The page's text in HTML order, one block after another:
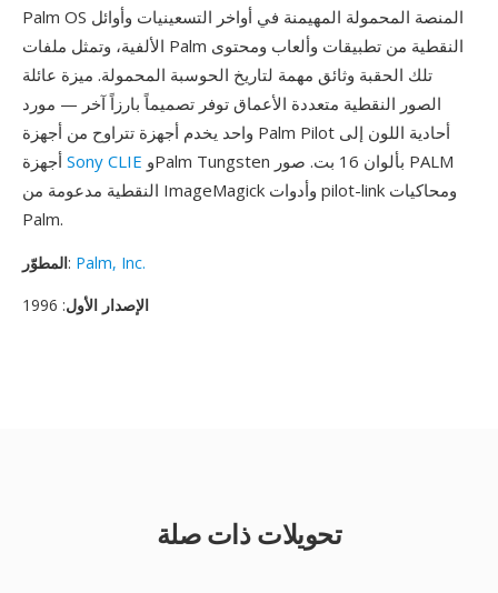
Palm OS المنصة المحمولة المهيمنة في أواخر التسعينيات وأوائل
الألفية، وتمثل ملفات Palm النقطية من تطبيقات وألعاب ومحتوى
تلك الحقبة وثائق مهمة لتاريخ الحوسبة المحمولة. ميزة عائلة
الصور النقطية متعددة الأعماق توفر تصميماً بارزاً آخر — مورد
واحد يخدم أجهزة تتراوح من أجهزة Palm Pilot أحادية اللون إلى
Sony CLIE
النقطية مدعومة من ImageMagick وأدوات pilot-link ومحاكيات
Palm.
المطوّر: Palm, Inc.
الإصدار الأول: 1996
تحويلات ذات صلة